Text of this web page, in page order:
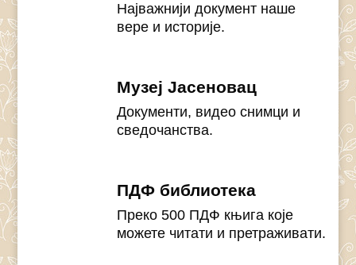
Најважнији документ наше
вере и историје.
Музеј Јасеновац
Документи, видео снимци и
сведочанства.
ПДФ библиотека
Преко 500 ПДФ књига које
можете читати и претраживати.